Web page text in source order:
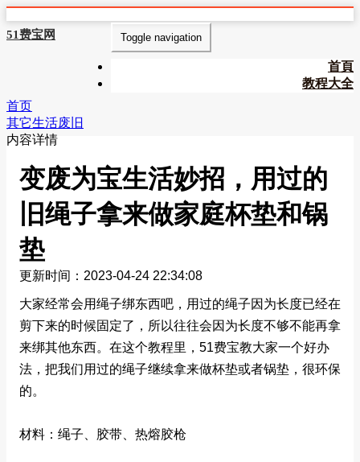
51费宝网 Toggle navigation
首頁
教程大全
首页
其它生活废旧
内容详情
变废为宝生活妙招，用过的
旧绳子拿来做家庭杯垫和锅
垫
更新时间：2023-04-24 22:34:08
大家经常会用绳子绑东西吧，用过的绳子因为长度已经在
剪下来的时候固定了，所以往往会因为长度不够不能再拿
来绑其他东西。在这个教程里，51费宝教大家一个好办
法，把我们用过的绳子继续拿来做杯垫或者锅垫，很环保
的。
材料：绳子、胶带、热熔胶枪